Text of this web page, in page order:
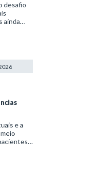
desafio
ainda
d
e a